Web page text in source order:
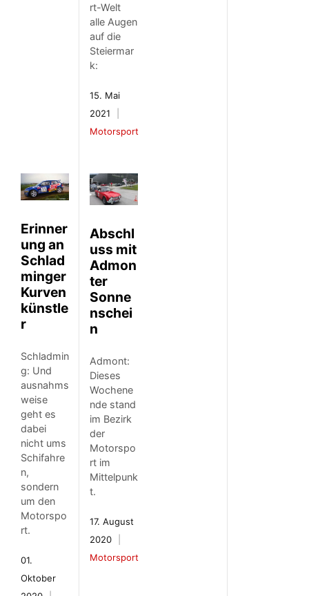
rt-Welt
alle Augen
auf die
Steiermar
k:
15. Mai
2021
Motorsport
Erinner
ung an
Schlad
minger
Kurven
künstle
r
Schladmin
g: Und
ausnahms
weise
geht es
dabei
nicht ums
Schifahre
n,
sondern
um den
Motorspo
rt.
01.
Oktober
Abschl
uss mit
Admon
ter
Sonne
nschei
n
Admont:
Dieses
Wochene
nde stand
im Bezirk
der
Motorspo
rt im
Mittelpunk
t.
17. August
2020
Motorsport